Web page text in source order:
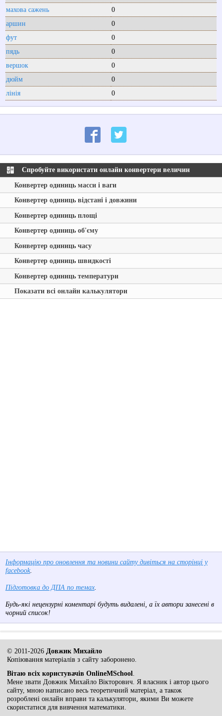
махова сажень
0
аршин
0
фут
0
пядь
0
вершок
0
дюйм
0
лінія
0
Спробуйте використати онлайн конвертери величин
Конвертер одиниць масси і ваги
Конвертер одиниць відстані і довжини
Конвертер одиниць площі
Конвертер одиниць об'єму
Конвертер одиниць часу
Конвертер одиниць швидкості
Конвертер одиниць температури
Показати всі онлайн калькулятори
Інформацію про оновлення та новини сайту дивіться на сторінці у
facebook.
Підготовка до ДПА по темах.
Будь-які нецензурні коментарі будуть видалені, а їх автори занесені в
чорний список!
© 2011-2026 Довжик Михайло
Копіювання матеріалів з сайту заборонено.
Вітаю всіх користувачів OnlineMSchool
Мене звати Довжик Михайло Вікторович. Я власник і автор цього
сайту, мною написано весь теоретичний матеріал, а також
розроблені онлайн вправи та калькулятори, якими Ви можете
скористатися для вивчення математики.